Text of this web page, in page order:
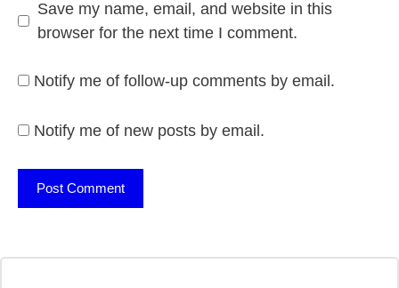
Save my name, email, and website in this
browser for the next time I comment.
Notify me of follow-up comments by email.
Notify me of new posts by email.